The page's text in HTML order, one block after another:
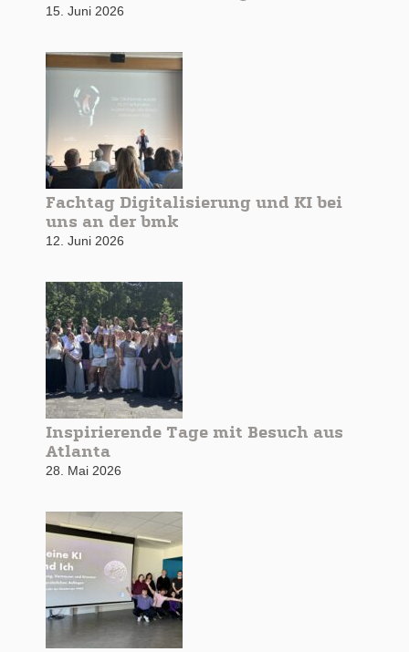
15. Juni 2026
Fachtag Digitalisierung und KI bei
uns an der bmk
12. Juni 2026
Inspirierende Tage mit Besuch aus
Atlanta
28. Mai 2026